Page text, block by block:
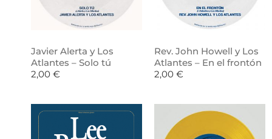
Javier Alerta y Los
Atlantes – Solo tú
2,00 €
Rev. John Howell y Los
Atlantes – En el frontón
2,00 €